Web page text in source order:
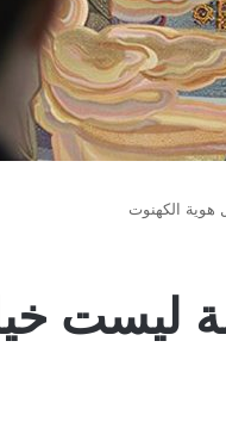
هوية الكهنوت
ليست